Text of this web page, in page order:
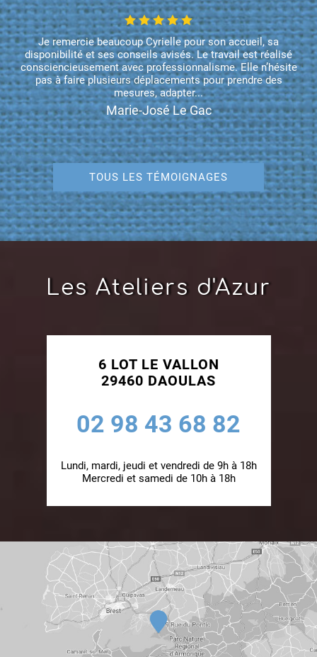
Je remercie beaucoup Cyrielle pour son accueil, sa
disponibilité et ses conseils avisés. Le travail est réalisé
consciencieusement avec professionnalisme. Elle n’hésite
pas à faire plusieurs déplacements pour prendre des
mesures, adapter...
Marie-José Le Gac
TOUS LES TÉMOIGNAGES
Les Ateliers d'Azur
6 LOT LE VALLON
29460 DAOULAS
02 98 43 68 82
Lundi, mardi, jeudi et vendredi de 9h à 18h
Mercredi et samedi de 10h à 18h